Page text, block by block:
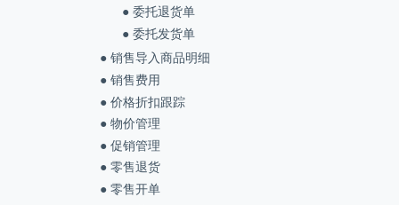
● 委托退货单
● 委托发货单
● 销售导入商品明细
● 销售费用
● 价格折扣跟踪
● 物价管理
● 促销管理
● 零售退货
● 零售开单